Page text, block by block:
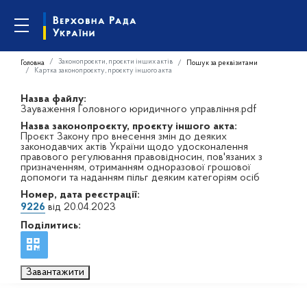
Головна Законопроєкти, проєкти інших актів
Пошук за реквізитами
Картка законопроєкту, проєкту іншого акта
Назва файлу:
Зауваження Головного юридичного управління.pdf
Назва законопроєкту, проєкту іншого акта:
Проєкт Закону про внесення змін до деяких
законодавчих актів України щодо удосконалення
правового регулювання правовідносин, пов'язаних з
призначенням, отриманням одноразової грошової
допомоги та наданням пільг деяким категоріям осіб
Номер, дата реєстрації:
9226 від 20.04.2023
Поділитись:
Завантажити